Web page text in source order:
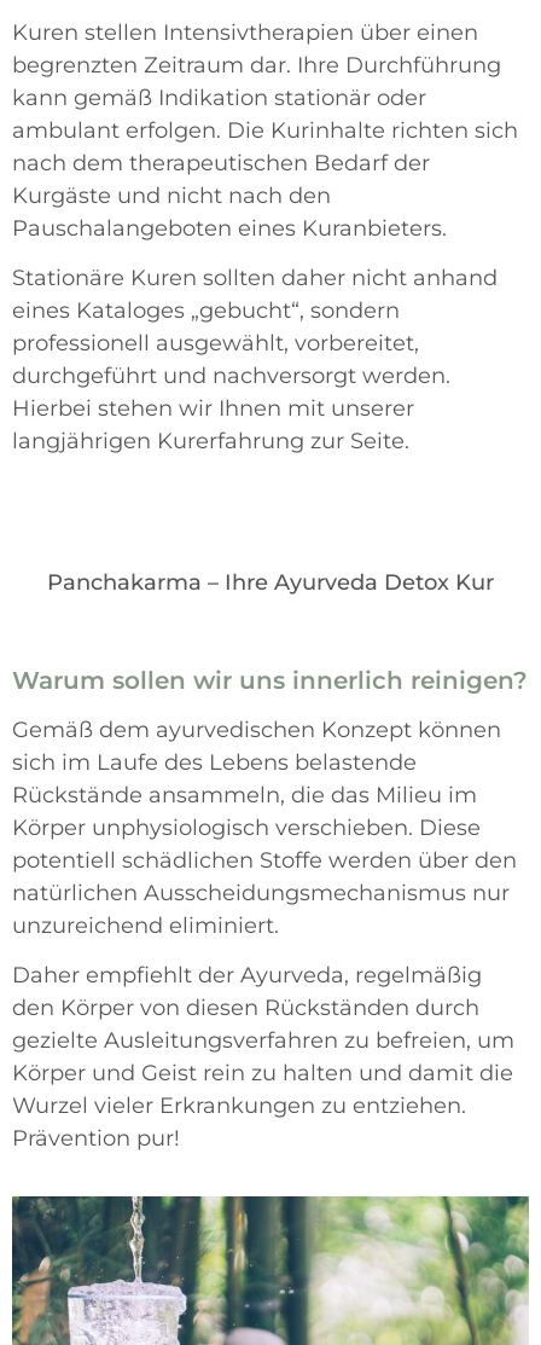
Kuren stellen Intensivtherapien über einen
begrenzten Zeitraum dar. Ihre Durchführung
kann gemäß Indikation stationär oder
ambulant erfolgen. Die Kurinhalte richten sich
nach dem therapeutischen Bedarf der
Kurgäste und nicht nach den
Pauschalangeboten eines Kuranbieters.
Stationäre Kuren sollten daher nicht anhand
eines Kataloges „gebucht“, sondern
professionell ausgewählt, vorbereitet,
durchgeführt und nachversorgt werden.
Hierbei stehen wir Ihnen mit unserer
langjährigen Kurerfahrung zur Seite.
Panchakarma – Ihre Ayurveda Detox Kur
Warum sollen wir uns innerlich reinigen?
Gemäß dem ayurvedischen Konzept können
sich im Laufe des Lebens belastende
Rückstände ansammeln, die das Milieu im
Körper unphysiologisch verschieben. Diese
potentiell schädlichen Stoffe werden über den
natürlichen Ausscheidungsmechanismus nur
unzureichend eliminiert.
Daher empfiehlt der Ayurveda, regelmäßig
den Körper von diesen Rückständen durch
gezielte Ausleitungsverfahren zu befreien, um
Körper und Geist rein zu halten und damit die
Wurzel vieler Erkrankungen zu entziehen.
Prävention pur!